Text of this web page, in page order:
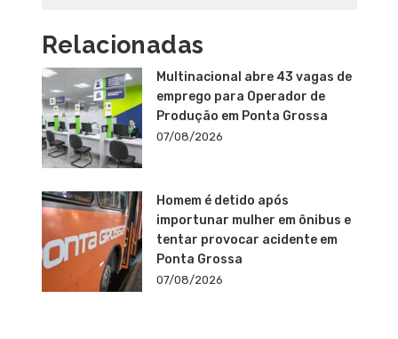
Relacionadas
Multinacional abre 43 vagas de
emprego para Operador de
Produção em Ponta Grossa
07/08/2026
Homem é detido após
importunar mulher em ônibus e
tentar provocar acidente em
Ponta Grossa
07/08/2026